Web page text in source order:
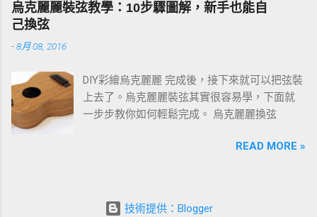
練習烏克麗麗101樂句？〉 這篇。
烏克麗麗裝弦教學：10步驟圖解，新手也能自
己換弦
-8月 08, 2016
DIY彩繪烏克麗麗 完成後，接下來就可以把弦裝
上去了。烏克麗麗裝弦其實很容易學，下面就
一步步教你如何輕鬆完成。 烏克麗麗換弦
READ MORE »
技術提供：Blogger